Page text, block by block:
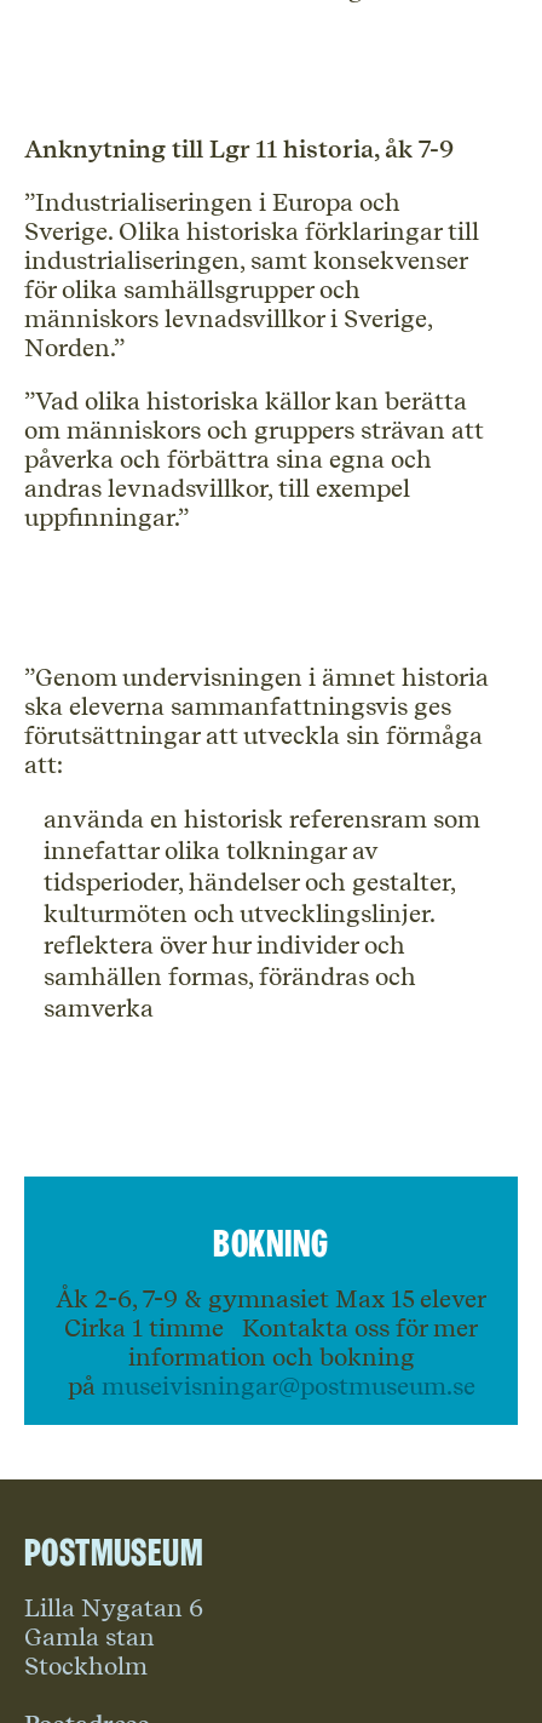
Anknytning till Lgr 11 historia, åk 7-9
”Industrialiseringen i Europa och
Sverige. Olika historiska förklaringar till
industrialiseringen, samt konsekvenser
för olika samhällsgrupper och
människors levnadsvillkor i Sverige,
Norden.”
”Vad olika historiska källor kan berätta
om människors och gruppers strävan att
påverka och förbättra sina egna och
andras levnadsvillkor, till exempel
uppfinningar.”
”Genom undervisningen i ämnet historia
ska eleverna sammanfattningsvis ges
förutsättningar att utveckla sin förmåga
att:
använda en historisk referensram som
innefattar olika tolkningar av
tidsperioder, händelser och gestalter,
kulturmöten och utvecklingslinjer.
reflektera över hur individer och
samhällen formas, förändras och
samverka
Bokning
Åk 2-6, 7-9 & gymnasiet Max 15 elever
Cirka 1 timme Kontakta oss för mer
information och bokning
på museivisningar@postmuseum.se
Postmuseum
Lilla Nygatan 6
Gamla stan
Stockholm